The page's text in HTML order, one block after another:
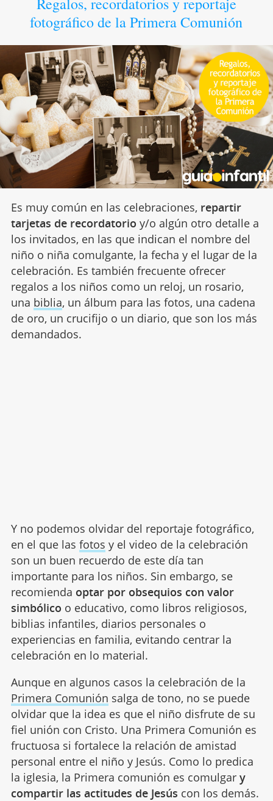
fotográfico de la Primera Comunión
Es muy común en las celebraciones, repartir
tarjetas de recordatorio y/o algún otro detalle a
los invitados, en las que indican el nombre del
niño o niña comulgante, la fecha y el lugar de la
celebración. Es también frecuente ofrecer
regalos a los niños como un reloj, un rosario,
una biblia, un álbum para las fotos, una cadena
de oro, un crucifijo o un diario, que son los más
demandados.
Y no podemos olvidar del reportaje fotográfico,
en el que las fotos y el video de la celebración
son un buen recuerdo de este día tan
importante para los niños. Sin embargo, se
recomienda optar por obsequios con valor
simbólico o educativo, como libros religiosos,
biblias infantiles, diarios personales o
experiencias en familia, evitando centrar la
celebración en lo material.
Aunque en algunos casos la celebración de la
Primera Comunión salga de tono, no se puede
olvidar que la idea es que el niño disfrute de su
fiel unión con Cristo. Una Primera Comunión es
fructuosa si fortalece la relación de amistad
personal entre el niño y Jesús. Como lo predica
la iglesia, la Primera comunión es comulgar y
compartir las actitudes de Jesús con los demás.